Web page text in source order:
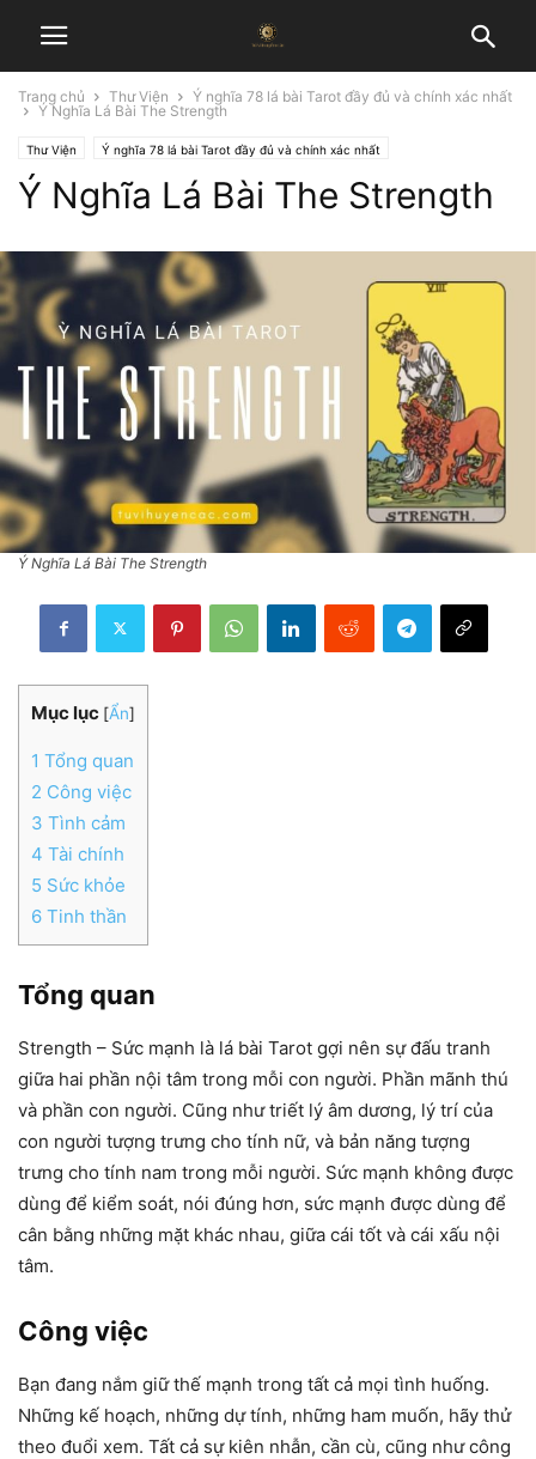
Trang chủ Thư Viện
Ý nghĩa 78 lá bài Tarot đầy đủ và chính xác nhất
Ý Nghĩa Lá Bài The Strength
Thư Viện Ý nghĩa 78 lá bài Tarot đầy đủ và chính xác nhất
Ý Nghĩa Lá Bài The Strength
Ý Nghĩa Lá Bài The Strength
Mục lục [Ẩn]
1 Tổng quan
2 Công việc
3 Tình cảm
4 Tài chính
5 Sức khỏe
6 Tinh thần
Tổng quan
Strength – Sức mạnh là lá bài Tarot gợi nên sự đấu tranh
giữa hai phần nội tâm trong mỗi con người. Phần mãnh thú
và phần con người. Cũng như triết lý âm dương, lý trí của
con người tượng trưng cho tính nữ, và bản năng tượng
trưng cho tính nam trong mỗi người. Sức mạnh không được
dùng để kiểm soát, nói đúng hơn, sức mạnh được dùng để
cân bằng những mặt khác nhau, giữa cái tốt và cái xấu nội
tâm.
Công việc
Bạn đang nắm giữ thế mạnh trong tất cả mọi tình huống.
Những kế hoạch, những dự tính, những ham muốn, hãy thử
theo đuổi xem. Tất cả sự kiên nhẫn, cần cù, cũng như công